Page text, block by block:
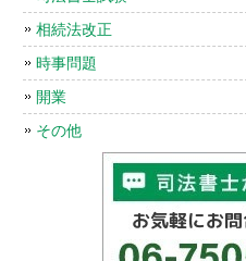
相続法改正
時事問題
開業
その他